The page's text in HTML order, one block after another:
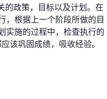
的政策，目标以及计划。在
，根据上一个阶段所做的目
实施的过程中，检查执行的
该巩固成绩，吸收经验。